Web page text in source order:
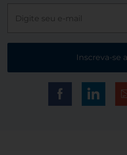
Inscreva-se